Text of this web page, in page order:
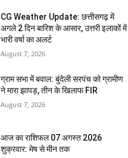
CG Weather Update: छत्तीसगढ़ में
अगले 2 दिन बारिश के आसार, उत्तरी इलाकों में
भारी वर्षा का अलर्ट
August 7, 2026
ग्राम सभा में बवाल: बुंदेली सरपंच को ग्रामीण
ने मारा झापड़, तीन के खिलाफ FIR
August 7, 2026
आज का राशिफल 07 अगस्त 2026
शुक्रवार: मेष से मीन तक